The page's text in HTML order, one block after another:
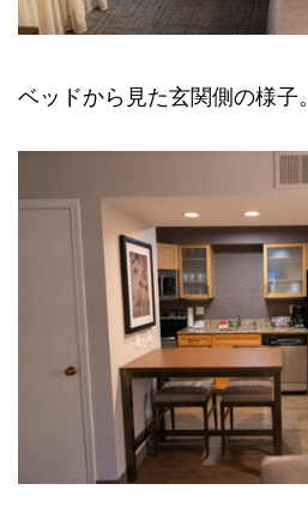
ベッドから見た玄関側の様子。